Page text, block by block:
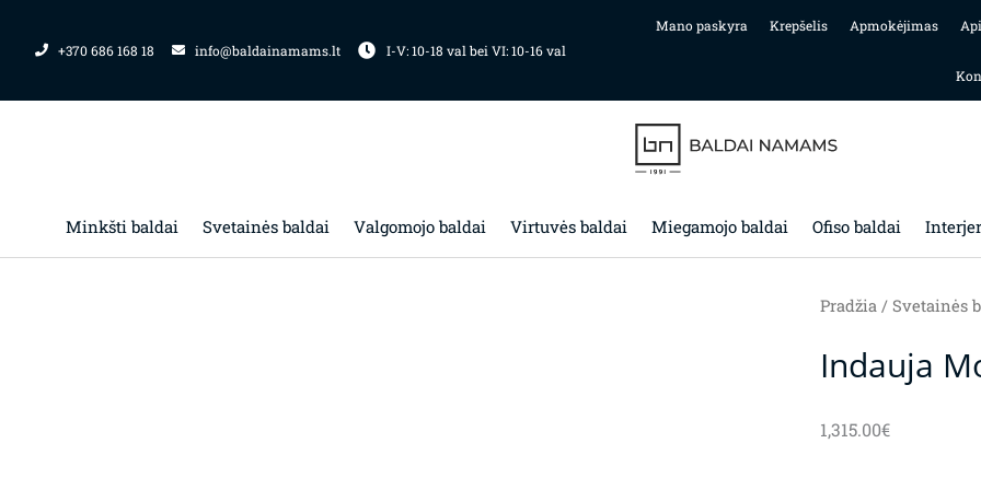
+370 686 168 18 info@baldainamams.lt I-V: 10-18 val bei VI: 10-16 val
Mano paskyra Krepšelis Apmokėjimas
Minkšti baldai Svetainės baldai Valgomojo baldai Virtuvės baldai Miegamojo baldai Ofiso baldai
Pradžia/ Svetainės
Indauja
1,315.00€